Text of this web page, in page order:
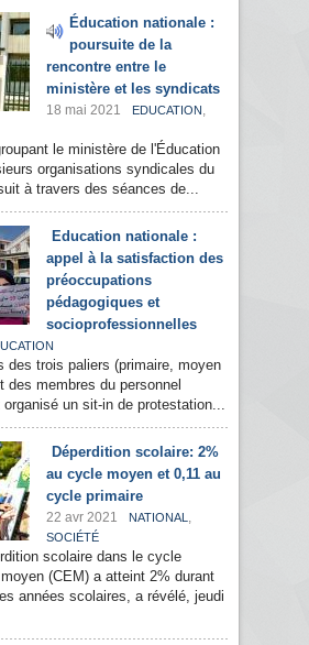
Éducation nationale :
poursuite de la
rencontre entre le
ministère et les syndicats
18 mai 2021 EDUCATION ,
le ministère de l'Éducation
organisations syndicales du
à travers des séances de...
Education nationale :
appel à la satisfaction des
préoccupations
pédagogiques et
socioprofessionnelles
des trois paliers (primaire, moyen
des membres du personnel
un sit-in de protestation...
Déperdition scolaire: 2%
au cycle moyen et 0,11 au
cycle primaire
22 avr 2021 NATIONAL ,
SOCIÉTÉ
scolaire dans le cycle
(CEM) a atteint 2% durant
années scolaires, a révélé, jeudi